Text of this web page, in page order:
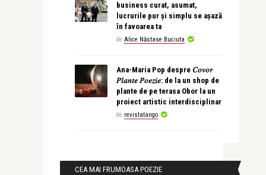
business curat, asumat,
lucrurile pur și simplu se așază
în favoarea ta
de Alice Năstase Buciuta
Ana-Maria Pop despre 𝐶𝑜𝑣𝑜𝑟
𝑃𝑙𝑎𝑛𝑡𝑒 𝑃𝑜𝑒𝑧𝑖𝑒: de la un shop de
plante de pe terasa Obor la un
proiect artistic interdisciplinar
de revistatango
CEA MAI FRUMOASA POEZIE